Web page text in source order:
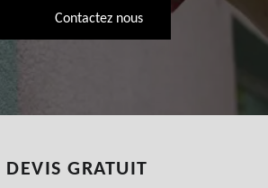
Contactez nous
DEVIS GRATUIT